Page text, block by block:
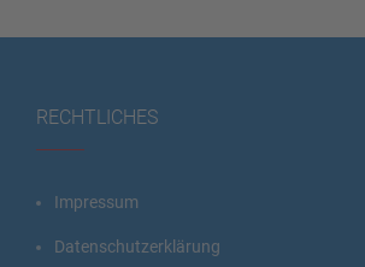
RECHTLICHES
Impressum
Datenschutzerklärung